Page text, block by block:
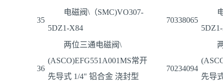
35
电磁阀\（SMC)VO307-
5DZ1-X84
70338065
36
两位三通电磁阀\
(ASCO)EFG551A001MS常开
先导式 1/4" 铝合金 浇封型
70234094
先导